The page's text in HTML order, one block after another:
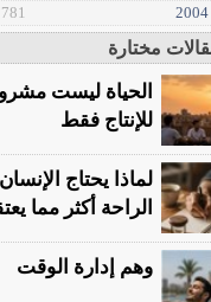
781 مقال
مختارة
الحياة ليست
للإنتاج فقط
لماذا يحتاج
الراحة أكثر مما
وهم إدارة الوقت